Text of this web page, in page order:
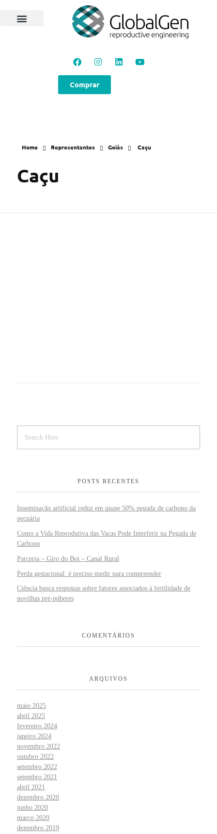
Comprar
Home Representantes Goiás Caçu
Caçu
POSTS RECENTES
Inseminação artificial reduz em quase 50% pegada de carbono da
pecuária
Como a Vida Reprodutiva das Vacas Pode Interferir na Pegada de
Carbono
Parceria – Giro do Boi – Canal Rural
Perda gestacional: é preciso medir para compreender
Ciência busca respostas sobre fatores associados à fertilidade de
novilhas pré-púberes
COMENTÁRIOS
ARQUIVOS
maio 2025
abril 2025
fevereiro 2024
janeiro 2024
novembro 2022
outubro 2022
setembro 2022
setembro 2021
abril 2021
dezembro 2020
junho 2020
março 2020
dezembro 2019